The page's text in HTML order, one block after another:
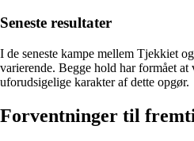
Seneste resultater
I de seneste kampe mellem Tjekkiet
varierende. Begge hold har formået
uforudsigelige karakter af dette opgør.
Forventninger til